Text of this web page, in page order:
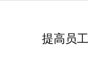
关于万佳提高员